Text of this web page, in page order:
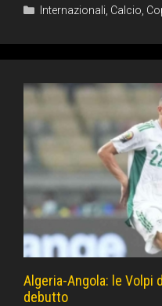
Categorie
Internazionali Calcio
Algeria-Angola: le Volpi
debutto